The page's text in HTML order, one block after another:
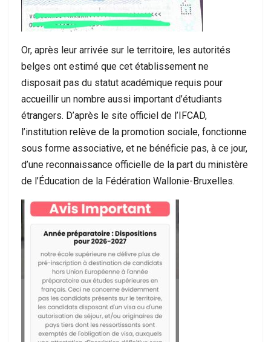
Or, après leur arrivée sur le territoire, les autorités
belges ont estimé que cet établissement ne
disposait pas du statut académique requis pour
accueillir un nombre aussi important d’étudiants
étrangers. D’après le site officiel de l’IFCAD,
l’institution relève de la promotion sociale, fonctionne
sous forme associative, et ne bénéficie pas, à ce jour,
d’une reconnaissance officielle de la part du ministère
de l’Éducation de la Fédération Wallonie-Bruxelles.